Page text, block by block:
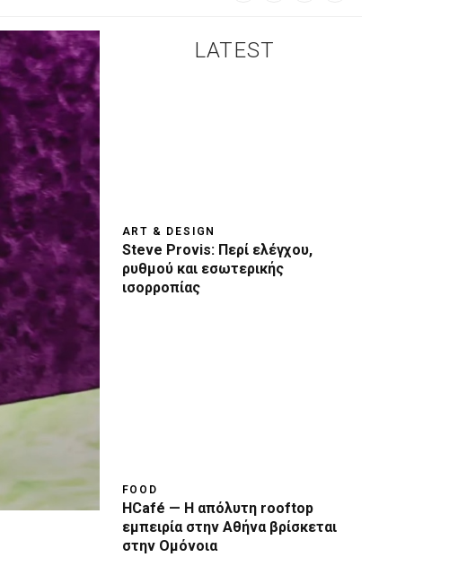
LATEST
ART & DESIGN
Steve Provis: Περί ελέγχου,
ρυθμού και εσωτερικής
ισορροπίας
FOOD
HCafé — Η απόλυτη rooftop
εμπειρία στην Αθήνα βρίσκεται
στην Ομόνοια